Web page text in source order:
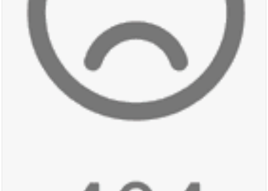
بكرة الطاولة للرجال للعام الرابع على التوالي
أخبار صيدا
بالصور: رئيسا بلديتي صيدا وصور يشاركان في ورشة
تقنية حول الحد من النفايات البحرية وشباك الصيد المهملة